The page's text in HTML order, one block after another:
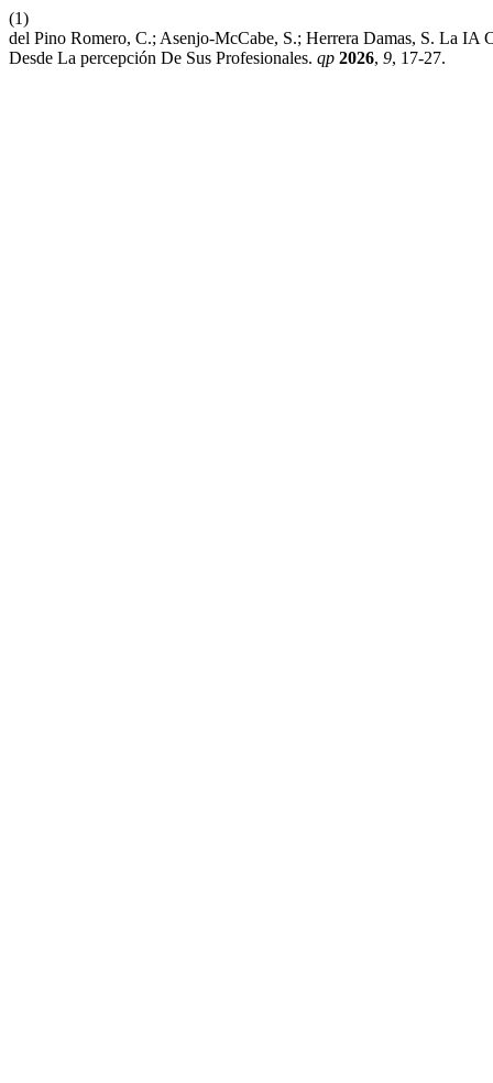
(1)
del Pino Romero, C.; Asenjo-McCabe, S.; Herrera Damas, S. La IA
Desde La percepción De Sus Profesionales. qp 2026, 9, 17-27.